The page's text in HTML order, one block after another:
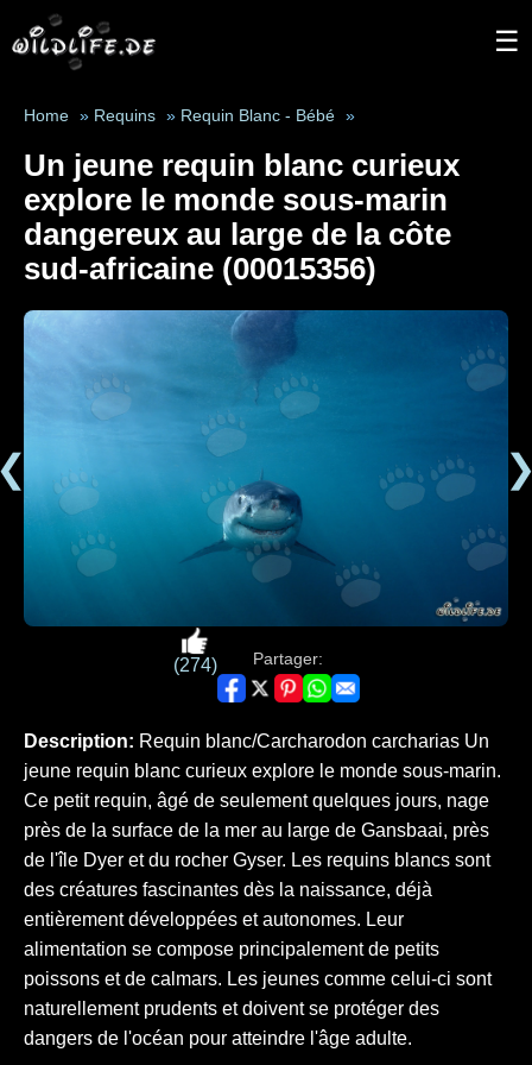
☰
Home » Requins » Requin Blanc - Bébé »
Un jeune requin blanc curieux
explore le monde sous-marin
dangereux au large de la côte
sud-africaine (00015356)
(274) Partager:
Description: Requin blanc/Carcharodon carcharias Un
jeune requin blanc curieux explore le monde sous-marin.
Ce petit requin, âgé de seulement quelques jours, nage
près de la surface de la mer au large de Gansbaai, près
de l'île Dyer et du rocher Gyser. Les requins blancs sont
des créatures fascinantes dès la naissance, déjà
entièrement développées et autonomes. Leur
alimentation se compose principalement de petits
poissons et de calmars. Les jeunes comme celui-ci sont
naturellement prudents et doivent se protéger des
dangers de l'océan pour atteindre l'âge adulte.